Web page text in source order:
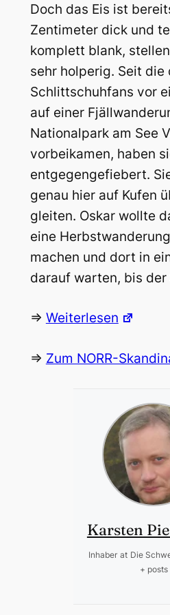
Doch das Eis ist
Zentimeter dick und
komplett blank,
sehr holperig. Seit die
Schlittschuhfans vor
auf einer
Nationalpark am See
vorbeikamen, haben
entgegengefiebert.
genau hier auf Kufen
gleiten. Oskar wollte
eine
machen und dort in
darauf warten, bis
=> Weiterlesen
=> Zum NORR-
Karsten
Inhaber at Die
+ posts